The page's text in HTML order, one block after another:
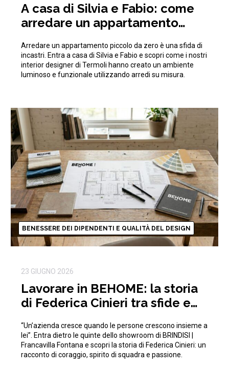
A casa di Silvia e Fabio: come
arredare un appartamento
gli spazi
Arredare un appartamento piccolo da zero è una sfida di
incastri. Entra a casa di Silvia e Fabio e scopri come i nostri
interior designer di Termoli hanno creato un ambiente
luminoso e funzionale utilizzando arredi su misura.
BENESSERE DEI DIPENDENTI E QUALITÀ DEL DESIGN
23 GIUGNO 2026
Lavorare in BEHOME: la storia
di Federica Cinieri tra sfide e
“Un’azienda cresce quando le persone crescono insieme a
lei”. Entra dietro le quinte dello showroom di BRINDISI |
Francavilla Fontana e scopri la storia di Federica Cinieri: un
racconto di coraggio, spirito di squadra e passione.